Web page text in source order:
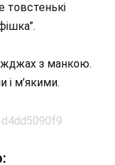
товстенькі
з манкою.
і м’якими.